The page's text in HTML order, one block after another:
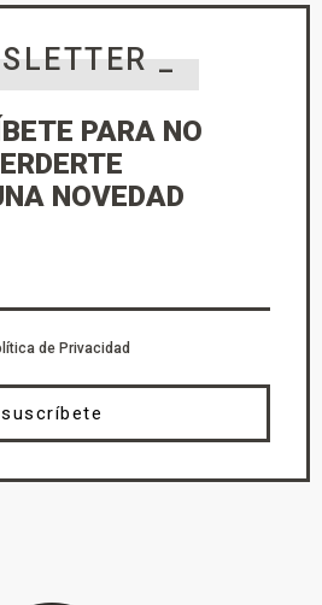
_
PARA NO
NOVEDAD
de Privacidad
suscríbete